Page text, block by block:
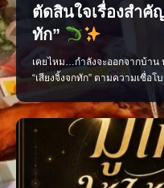
ตัดสินใจเรื่องสำคั
ทัก”
เคยไหม…กำลังจะออกจากบ้าน
“เสียงจิ้งจกทัก” ตามความเชื่อ
เตือนให้เราหยุดคิด ทบทวน แล
บอกเหตุ ทั้งเรื่องดีและเรื่องที่ค
สำคัญที่สุดคือ “อย่าประมาท” แ